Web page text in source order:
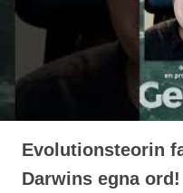
Evolutionsteorin
Darwins egna ord!